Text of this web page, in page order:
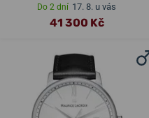
Do 2 dní 17. 8. u vás
41 300 Kč